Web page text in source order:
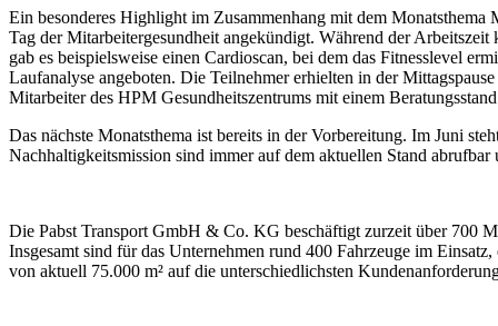
Ein besonderes Highlight im Zusammenhang mit dem Monatsthema
Tag der Mitarbeitergesundheit angekündigt. Während der
gab es beispielsweise einen Cardioscan, bei dem das Fitnesslevel
Laufanalyse angeboten. Die Teilnehmer erhielten in der
Mitarbeiter des HPM Gesundheitszentrums mit einem
Das nächste Monatsthema ist bereits in der Vorbereitung. Im Juni
Nachhaltigkeitsmission sind immer auf dem aktuellen Stand abrufbar
Die Pabst Transport GmbH & Co. KG beschäftigt zurzeit über 700
Insgesamt sind für das Unternehmen rund 400 Fahrzeuge im
von aktuell 75.000 m² auf die unterschiedlichsten